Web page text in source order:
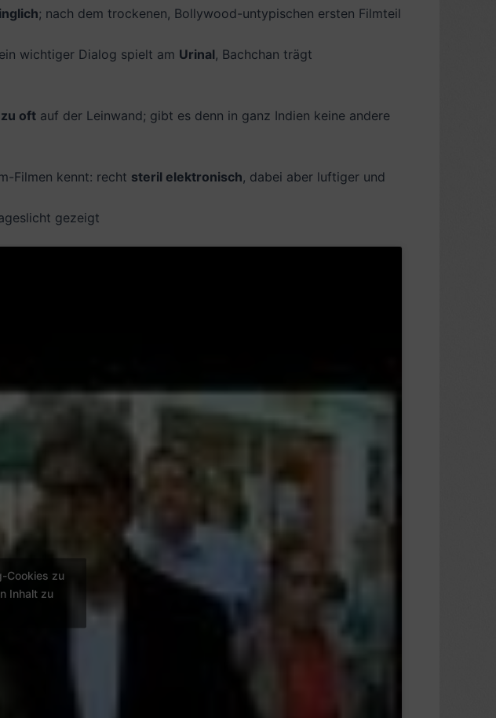
; nach dem trockenen, Bollywood-untypischen ersten Filmteil
wichtiger Dialog spielt am Urinal, Bachchan trägt
oft auf der Leinwand; gibt es denn in ganz Indien keine andere
Filmen kennt: recht steril elektronisch, dabei aber luftiger und
gezeigt
Cookies zu
Inhalt zu